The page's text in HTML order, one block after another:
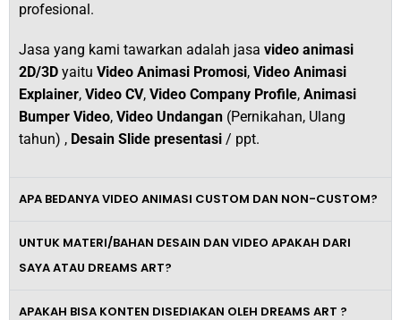
profesional.
Jasa yang kami tawarkan adalah jasa video animasi
2D/3D yaitu Video Animasi Promosi, Video Animasi
Explainer, Video CV, Video Company Profile, Animasi
Bumper Video, Video Undangan (Pernikahan, Ulang
tahun) , Desain Slide presentasi / ppt.
APA BEDANYA VIDEO ANIMASI CUSTOM DAN NON-CUSTOM?
UNTUK MATERI/BAHAN DESAIN DAN VIDEO APAKAH DARI
SAYA ATAU DREAMS ART?
APAKAH BISA KONTEN DISEDIAKAN OLEH DREAMS ART ?